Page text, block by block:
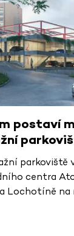
postaví
parkoviště
centra
Lochotíně na